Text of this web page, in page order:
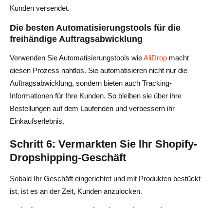
Kunden versendet.
Die besten Automatisierungstools für die
freihändige Auftragsabwicklung
Verwenden Sie Automatisierungstools wieAliDrop macht
diesen Prozess nahtlos. Sie automatisieren nicht nur die
Auftragsabwicklung, sondern bieten auch Tracking-
Informationen für Ihre Kunden. So bleiben sie über ihre
Bestellungen auf dem Laufenden und verbessern ihr
Einkaufserlebnis.
Schritt 6: Vermarkten Sie Ihr Shopify-
Dropshipping-Geschäft
Sobald Ihr Geschäft eingerichtet und mit Produkten bestückt
ist, ist es an der Zeit, Kunden anzulocken.